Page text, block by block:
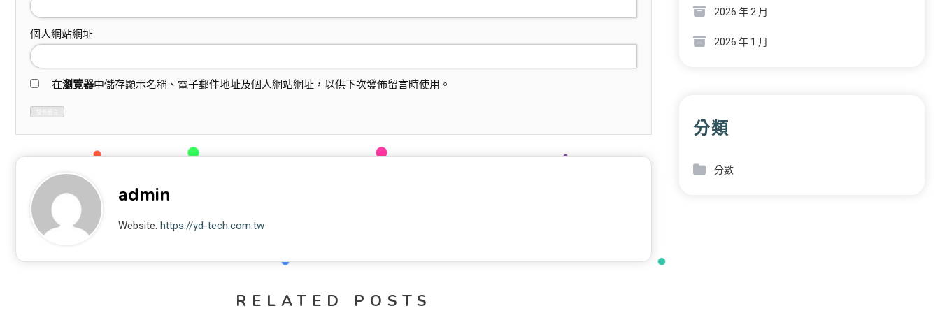
個人網站網址
在瀏覽器中儲存顯示名稱、電子郵件地址及個人網站網址，以供下次發佈留言時使用。
admin
Website: https://yd-tech.com.tw
RELATED POSTS
2026 年 2 月
2026 年 1 月
分類
分數